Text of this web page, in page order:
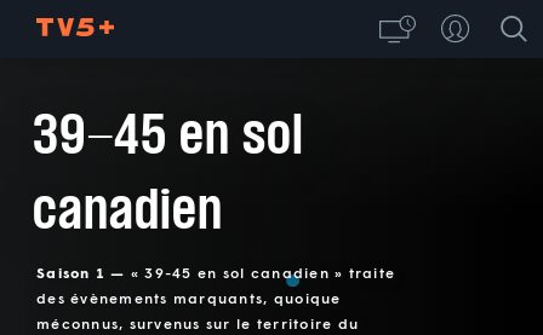
39-45 en sol
canadien
Saison 1 — « 39-45 en sol canadien » traite
des évènements marquants, quoique
méconnus, survenus sur le territoire du